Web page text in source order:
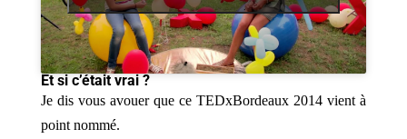
Et si c’était vrai ?
Je dis vous avouer que ce TEDxBordeaux 2014 vient à
point nommé.